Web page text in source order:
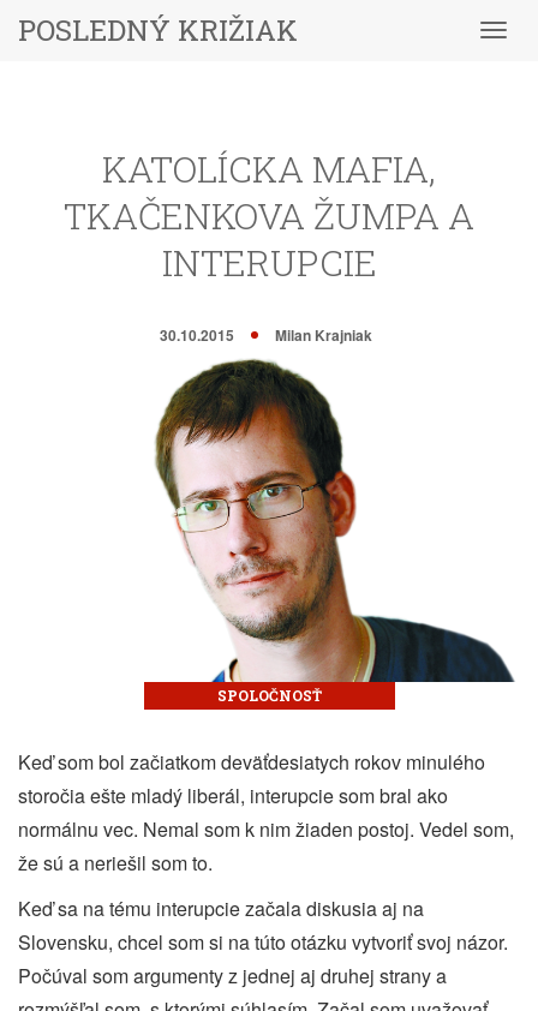
Menu
POSLEDNÝ KRIŽIAK
KATOLÍCKA MAFIA,
TKAČENKOVA ŽUMPA A
INTERUPCIE
30.10.2015 Milan Krajniak
SPOLOČNOSŤ
Keď som bol začiatkom deväťdesiatych rokov minulého
storočia ešte mladý liberál, interupcie som bral ako
normálnu vec. Nemal som k nim žiaden postoj. Vedel som,
že sú a neriešil som to.
Keď sa na tému interupcie začala diskusia aj na
Slovensku, chcel som si na túto otázku vytvoriť svoj názor.
Počúval som argumenty z jednej aj druhej strany a